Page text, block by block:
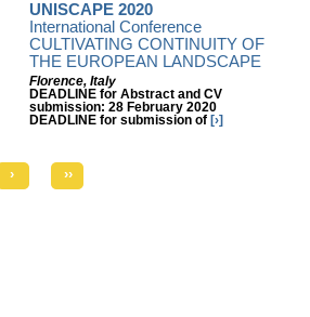
UNISCAPE 2020
International Conference
CULTIVATING CONTINUITY OF
THE EUROPEAN LANDSCAPE
Florence, Italy
DEADLINE for Abstract and CV
submission: 28 February 2020
DEADLINE for submission of [›]
› ››